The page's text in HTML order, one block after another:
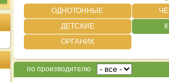
ОДНОТОННЫЕ
ДЕТСКИЕ
ОРГАНИК
по производителю